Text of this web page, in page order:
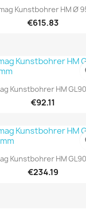
Quick view
Kunstbohrer HM Ø
€615.83
Quick view
Kunstbohrer HM
€92.11
Quick view
Kunstbohrer HM
€234.19